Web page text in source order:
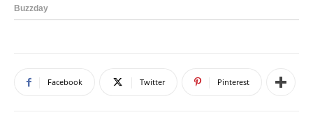
Facebook Twitter Pinterest